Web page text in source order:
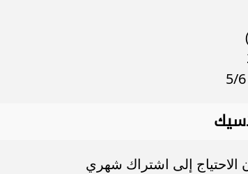
الاحتياج إلى اشتراك شهري